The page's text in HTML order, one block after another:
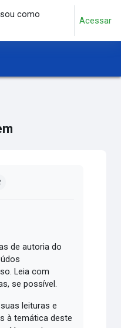
como
Acessar
de autoria do
Leia com
se possível.
leituras e
à temática deste